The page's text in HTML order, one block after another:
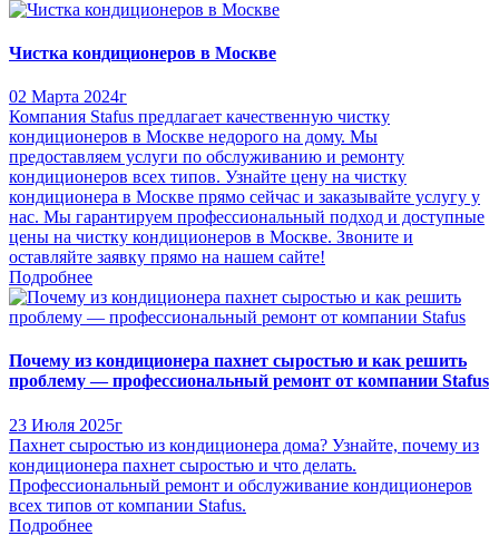
Чистка кондиционеров в Москве
02 Марта 2024г
Компания Stafus предлагает качественную чистку
кондиционеров в Москве недорого на дому. Мы
предоставляем услуги по обслуживанию и ремонту
кондиционеров всех типов. Узнайте цену на чистку
кондиционера в Москве прямо сейчас и заказывайте услугу у
нас. Мы гарантируем профессиональный подход и доступные
цены на чистку кондиционеров в Москве. Звоните и
оставляйте заявку прямо на нашем сайте!
Подробнее
Почему из кондиционера пахнет сыростью и как решить
проблему — профессиональный ремонт от компании Stafus
23 Июля 2025г
Пахнет сыростью из кондиционера дома? Узнайте, почему из
кондиционера пахнет сыростью и что делать.
Профессиональный ремонт и обслуживание кондиционеров
всех типов от компании Stafus.
Подробнее